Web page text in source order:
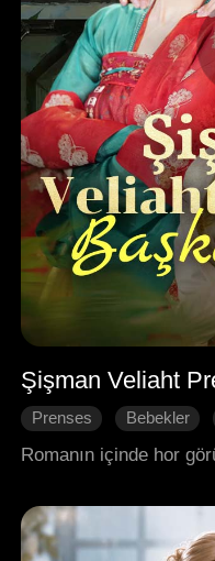
Şişman Veliaht
Prenses Bebekler